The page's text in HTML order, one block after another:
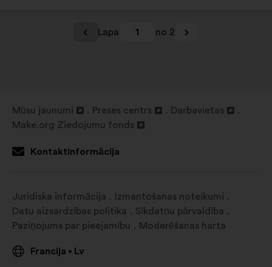
Lapa 1 no 2
Mūsu jaunumi
Atvērt
cilnē
Preses centrs
cilnē
Darbavietas
Make.org Ziedojumu fonds
jaunā
Kontaktinformācija
Juridiska informācija
Izmantošanas noteikumi
Datu aizsardzības politika
Sīkdatņu pārvaldība
Paziņojums par pieejamību
Moderēšanas harta
Francija • Lv